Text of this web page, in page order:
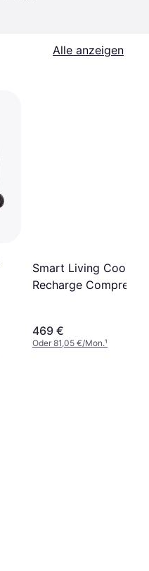
Alle anzeigen
Smart Living Cool 50
Recharge
469 €
Oder 81,05 €/Mon.¹